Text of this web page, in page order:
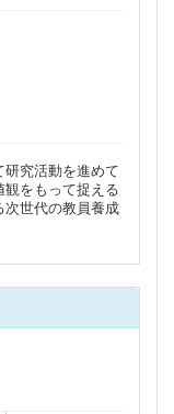
究活動を進めて
をもって捉える
次世代の教員養成